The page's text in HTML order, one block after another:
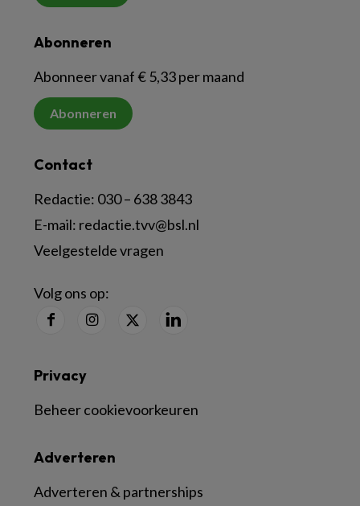
Abonneren
Abonneer vanaf € 5,33 per maand
Abonneren
Contact
Redactie: 030 – 638 3843
E-mail: redactie.tvv@bsl.nl
Veelgestelde vragen
Volg ons op:
Adverteren
Adverteren & partnerships
Privacy
Beheer cookievoorkeuren